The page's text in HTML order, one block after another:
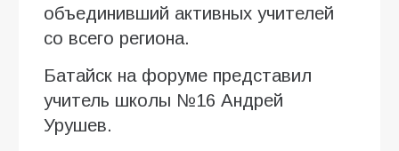
объединивший активных учителей
со всего региона.
Батайск на форуме представил
учитель школы №16 Андрей
Урушев.